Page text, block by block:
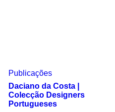
Publicações
Daciano da Costa |
Colecção Designers
Portugueses